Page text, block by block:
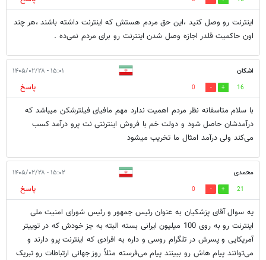
اینترنت رو وصل کنید ،این حق مردم هستش که اینترنت داشته باشند ،هر چند
اون حاکمیت قلدر اجازه وصل شدن اینترنت رو برای مردم نمی‌ده .
اشکان ۱۵:۰۱ - ۱۴۰۵/۰۲/۲۸
16
0
پاسخ
با سلام متاسفانه نظر مردم اهمیت ندارد مهم مافیای فیلترشکن میباشد که
درآمدشان حاصل شود و دولت خم با فروش اینترنتی نت پرو درآمد کسب
می‌کند ولی درآمد امثال ما تخریب میشود
محمدی ۱۵:۰۲ - ۱۴۰۵/۰۲/۲۸
21
0
پاسخ
یه سوال آقای پزشکیان به عنوان رئیس جمهور و رئیس شورای امنیت ملی
اینترنت رو به روی 100 میلیون ایرانی بسته البته به جز خودش که در توییتر
آمریکایی و پسرش در تلگرام روسی و داره به افرادی که اینترنت پرو دارند و
می‌توانند پیام هاش رو ببینند پیام می‌فرسته مثلاً روز جهانی ارتباطات رو تبریک